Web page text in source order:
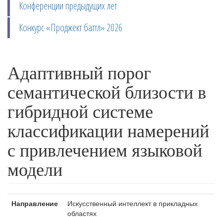
Конференции предыдущих лет
Конкурс «Проджект баттл» 2026
Адаптивный порог
семантической близости в
гибридной системе
классификации намерений
с привлечением языковой
модели
Направление
Искусственный интеллект в прикладных
областях